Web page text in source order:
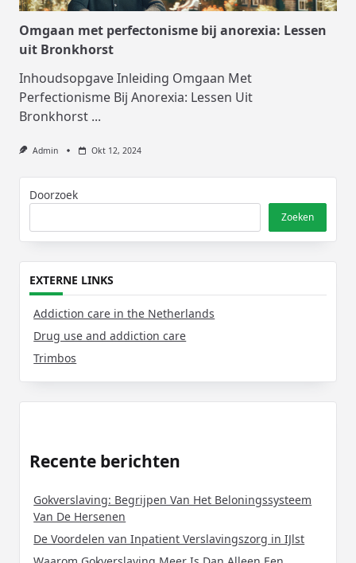
Omgaan met perfectonisme bij anorexia: Lessen
uit Bronkhorst
Inhoudsopgave Inleiding Omgaan Met
Perfectionisme Bij Anorexia: Lessen Uit
Bronkhorst ...
Admin Okt 12, 2024
Doorzoek
Zoeken
EXTERNE LINKS
Addiction care in the Netherlands
Drug use and addiction care
Trimbos
Recente berichten
Gokverslaving: Begrijpen Van Het Beloningssysteem
Van De Hersenen
De Voordelen van Inpatient Verslavingszorg in IJlst